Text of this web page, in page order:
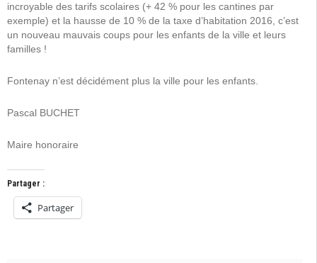
incroyable des tarifs scolaires (+ 42 % pour les cantines par
exemple) et la hausse de 10 % de la taxe d’habitation 2016, c’est
un nouveau mauvais coups pour les enfants de la ville et leurs
familles !
Fontenay n’est décidément plus la ville pour les enfants.
Pascal BUCHET
Maire honoraire
Partager :
Partager